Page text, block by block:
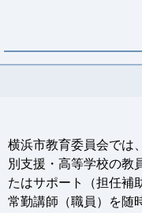
横浜市教育委員会では
別支援・高等学校の教
たはサポート（担任補
常勤講師（職員）を随